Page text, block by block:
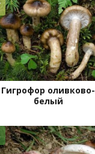
Гигрофор оливково-
белый